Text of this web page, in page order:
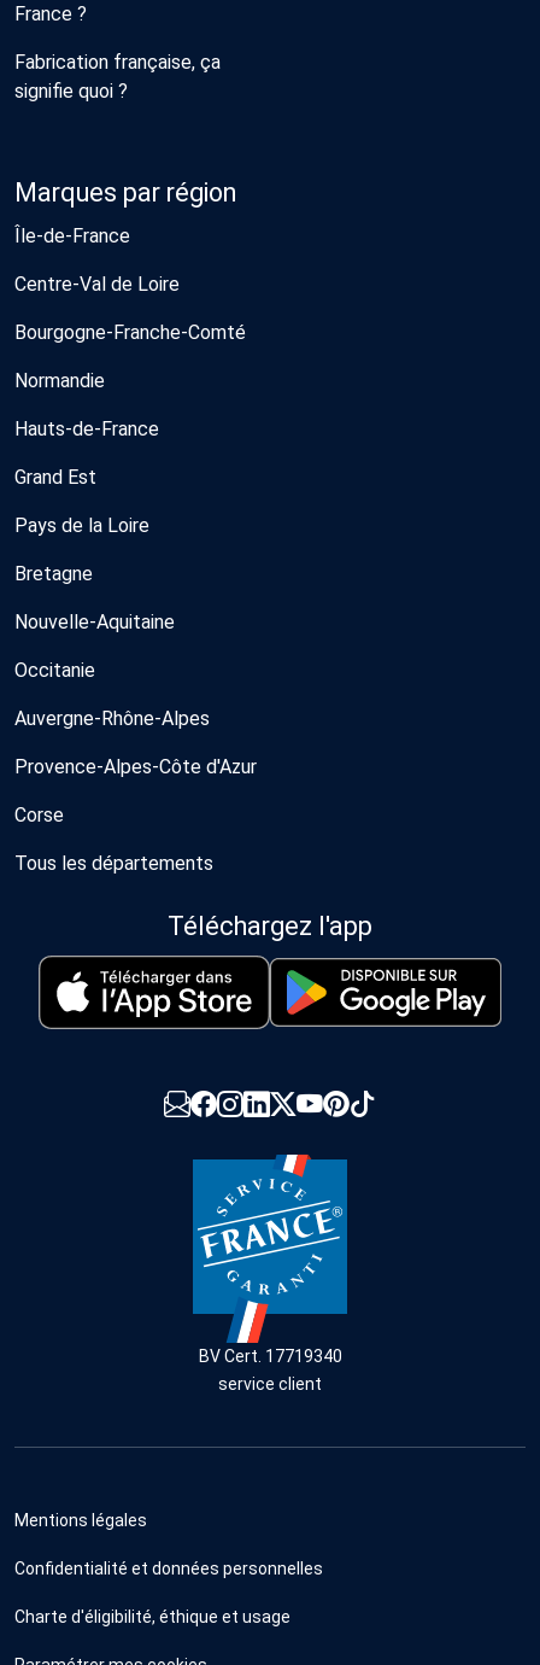
France ?
Fabrication française, ça
signifie quoi ?
Marques par région
Île-de-France
Centre-Val de Loire
Bourgogne-Franche-Comté
Normandie
Hauts-de-France
Grand Est
Pays de la Loire
Bretagne
Nouvelle-Aquitaine
Occitanie
Auvergne-Rhône-Alpes
Provence-Alpes-Côte d'Azur
Corse
Tous les départements
Téléchargez l'app
BV Cert. 17719340
service client
Mentions légales
Confidentialité et données personnelles
Charte d'éligibilité, éthique et usage